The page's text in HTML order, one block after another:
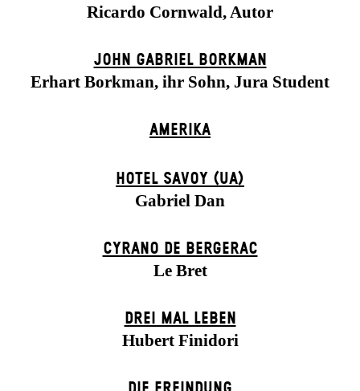
Ricardo Cornwald, Autor
JOHN GABRIEL BORKMAN
Erhart Borkman, ihr Sohn, Jura Student
AMERIKA
HOTEL SAVOY (UA)
Gabriel Dan
CYRANO DE BERGERAC
Le Bret
DREI MAL LEBEN
Hubert Finidori